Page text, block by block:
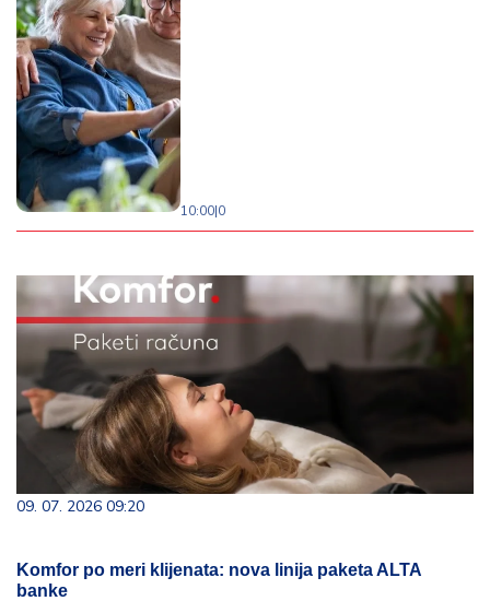
10:00|0
09. 07. 2026 09:20
Komfor po meri klijenata: nova linija paketa ALTA
banke